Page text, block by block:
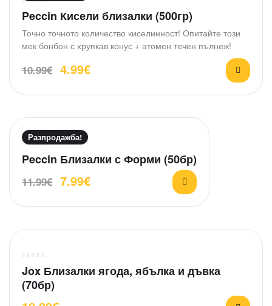
О
е
н
н
о
5
Peccin Кисели близалки (500гр)
Точно точното количество киселинност! Опитайте този
мек бонбон с хрупкав конус + атомен течен пълнеж!
10.99€ 4.99€
Разпродажба!
О
е
е
о
а
0
о
т
Peccin Близалки с Форми (50бр)
11.99€ 7.99€
О
е
н
Jox Близалки ягода, ябълка и дъвка
(70бр)